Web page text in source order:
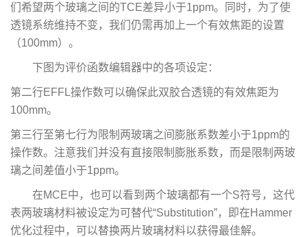
们希望两个玻璃之间的TCE差异小于1ppm。同时，为了使
透镜系统维持不变，我们仍需再加上一个有效焦距的设置
（100mm）。
下图为评价函数编辑器中的各项设定：
第二行EFFL操作数可以确保此双胶合透镜的有效焦距为
100mm。
第三行至第七行为限制两玻璃之间膨胀系数差小于1ppm的
操作数。注意我们并没有直接限制膨胀系数，而是限制两玻
璃之间差值小于1ppm。
在MCE中，也可以看到两个玻璃都有一个S符号，这代
表两玻璃材料被设定为可替代“Substitution”，即在Hammer
优化过程中，可以替换两片玻璃材料以获得最佳解。